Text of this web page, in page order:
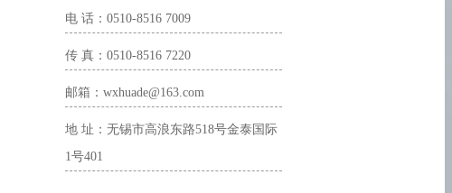
电 话：0510-8516 7009
传 真：0510-8516 7220
邮箱：wxhuade@163.com
地 址：无锡市高浪东路518号金泰国际
1号401